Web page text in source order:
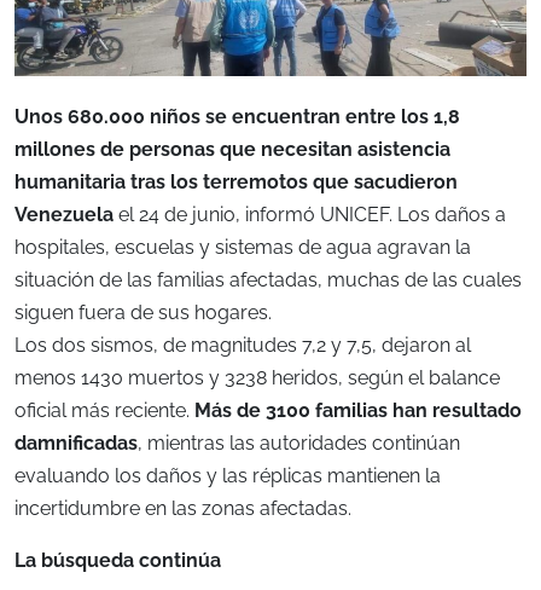
Unos 680.000 niños se encuentran entre los 1,8
millones de personas que necesitan asistencia
humanitaria tras los terremotos que sacudieron
Venezuela el 24 de junio, informó UNICEF. Los daños a
hospitales, escuelas y sistemas de agua agravan la
situación de las familias afectadas, muchas de las cuales
siguen fuera de sus hogares.
Los dos sismos, de magnitudes 7,2 y 7,5, dejaron al
menos 1430 muertos y 3238 heridos, según el balance
oficial más reciente. Más de 3100 familias han resultado
damnificadas, mientras las autoridades continúan
evaluando los daños y las réplicas mantienen la
incertidumbre en las zonas afectadas.
La búsqueda continúa